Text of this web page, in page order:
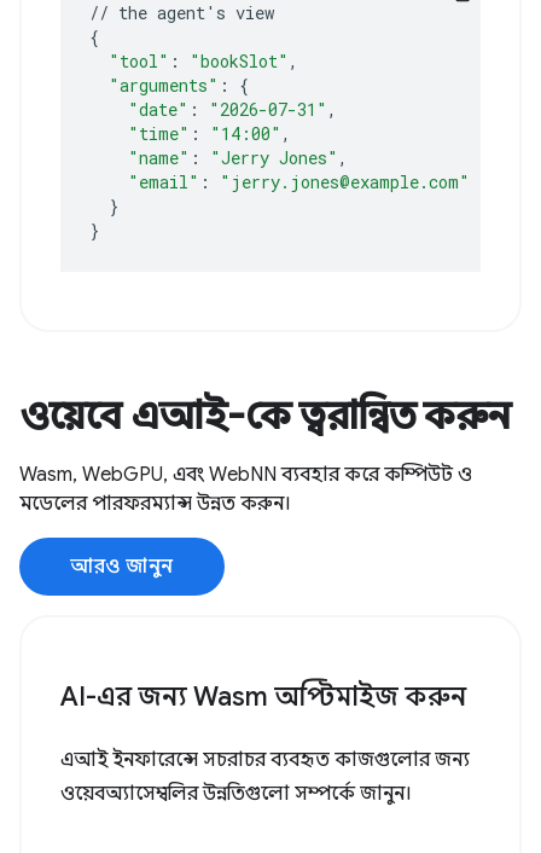
// the agent' s
{
"tool" : "bookSlot"
"arguments" :
{
"date" : "2026-07-31"
"time" : "14:00"
"name" : "Jerry Jones"
"email" :
"jerry.jones@example.com"
}
}
ওয়েবে এআই-কে ত্বরান্বিত করুন
Wasm, WebGPU, এবং WebNN ব্যবহার করে কম্পিউট ও
মডেলের পারফরম্যান্স উন্নত করুন।
আরও জানুন
AI-এর জন্য Wasm অপ্টিমাইজ করুন
এআই ইনফারেন্সে সচরাচর ব্যবহৃত কাজগুলোর জন্য
ওয়েবঅ্যাসেম্বলির উন্নতিগুলো সম্পর্কে জানুন।